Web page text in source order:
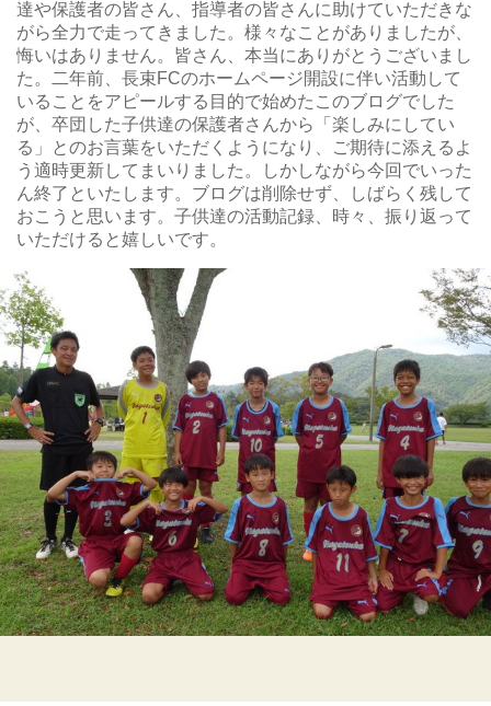
達や保護者の皆さん、指導者の皆さんに助けていただきな
がら全力で走ってきました。様々なことがありましたが、
悔いはありません。皆さん、本当にありがとうございまし
た。二年前、長束FCのホームページ開設に伴い活動して
いることをアピールする目的で始めたこのブログでした
が、卒団した子供達の保護者さんから「楽しみにしてい
る」とのお言葉をいただくようになり、ご期待に添えるよ
う適時更新してまいりました。しかしながら今回でいった
ん終了といたします。ブログは削除せず、しばらく残して
おこうと思います。子供達の活動記録、時々、振り返って
いただけると嬉しいです。